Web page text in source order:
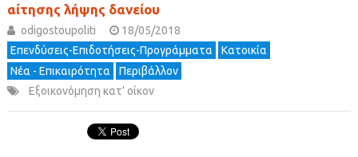
αίτησης λήψης δανείου
odigostoupoliti
18/05/2018
Επενδύσεις-Επιδοτήσεις-Προγράμματα
Κατοικία
Νέα - Επικαιρότητα
Περιβάλλον
Εξοικονόμηση κατ’ οίκον